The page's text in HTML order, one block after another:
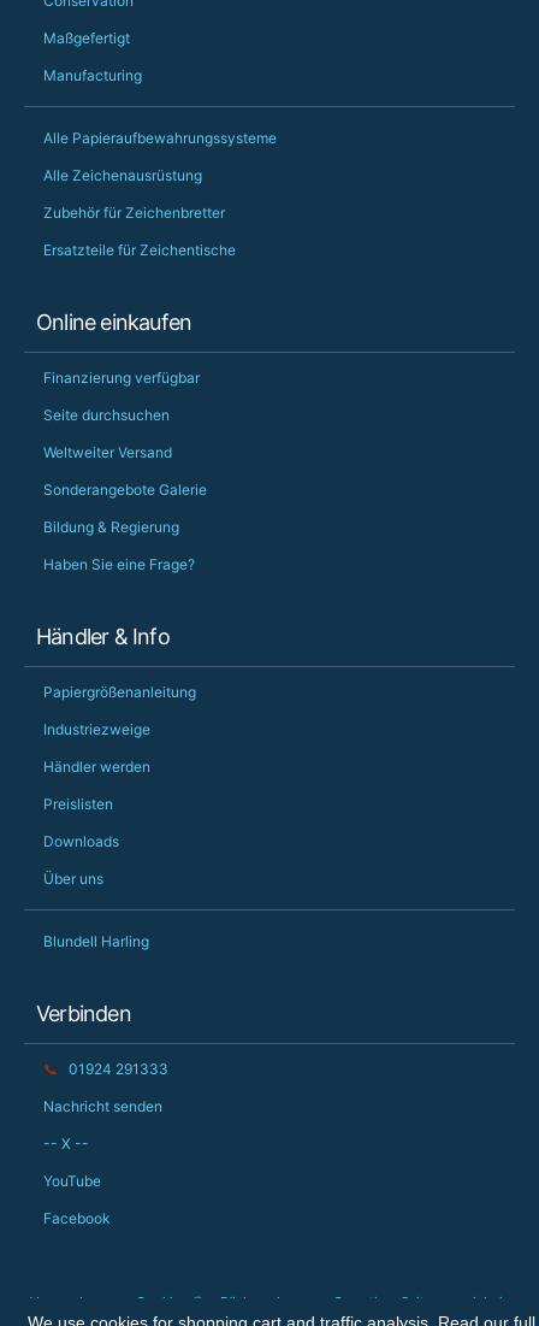
Maßgefertigt
Manufacturing
Alle Papieraufbewahrungssysteme
Alle Zeichenausrüstung
Zubehör für Zeichenbretter
Ersatzteile für Zeichentische
Online einkaufen
Finanzierung verfügbar
Seite durchsuchen
Weltweiter Versand
Sonderangebote Galerie
Bildung & Regierung
Haben Sie eine Frage?
Händler & Info
Papiergrößenanleitung
Industriezweige
Händler werden
Preislisten
Downloads
Über uns
Blundell Harling
Verbinden
📞 01924 291333
Nachricht senden
-- X --
YouTube
Facebook
Verwendung von Cookies 🍪 Rücksendungen Garantie
Seitenverzeichnis